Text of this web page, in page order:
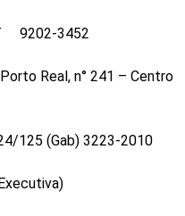
9202-3452
Real, n° 241 – Centro
125 (Gab) 3223-2010